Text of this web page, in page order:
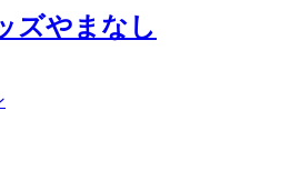
ズやまなし